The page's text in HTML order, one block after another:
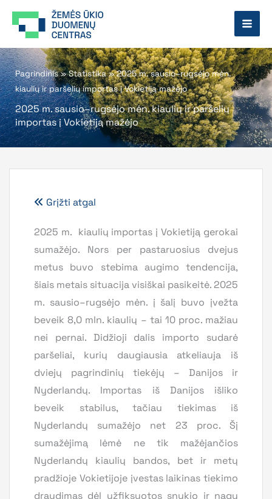
prie
Pagrindinis»Statistika»2025 m. sausio–rugsėjo mėn.
kiaulių ir paršelių importas į Vokietiją mažėjo
2025 m. sausio–rugsėjo mėn. kiaulių ir paršelių
importas į Vokietiją mažėjo
Grįžti atgal
2025 m. kiaulių importas į Vokietiją gerokai
sumažėjo. Nors per pastaruosius dvejus
metus buvo stebima augimo tendencija,
šiais metais situacija visiškai pasikeitė. 2025
m. sausio–rugsėjo mėn. į šalį buvo įvežta
beveik 8,0 mln. kiaulių – tai 10 proc. mažiau
nei pernai. Didžioji dalis importo sudarė
paršeliai, kurių daugiausia atkeliauja iš
dviejų pagrindinių tiekėjų – Danijos ir
Nyderlandų. Importas iš Danijos išliko
beveik stabilus, tačiau tiekimas iš
Nyderlandų sumažėjo net 23 proc. Šį
sumažėjimą lėmė ne tik mažėjančios
Nyderlandų kiaulių bandos, bet ir metų
pradžioje Vokietijoje įvestas laikinas tiekimo
draudimas dėl užfiksuotos snukio ir nagų